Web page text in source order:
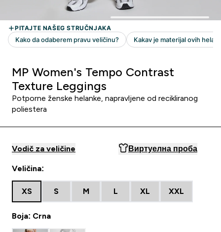
MP Women's Tempo Contrast
Texture Leggings
Potporne ženske helanke, napravljene od recikliranog
poliestera
Vodič za veličine Виртуелна проба
Veličina:
XS S M L XL XXL
Boja: Crna